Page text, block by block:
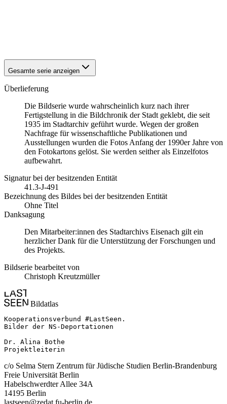
Gesamte serie anzeigen
Überlieferung
Die Bildserie wurde wahrscheinlich kurz nach ihrer
Fertigstellung in die Bildchronik der Stadt geklebt, die seit
1935 im Stadtarchiv geführt wurde. Wegen der großen
Nachfrage für wissenschaftliche Publikationen und
Ausstellungen wurden die Fotos Anfang der 1990er Jahre von
den Fotokartons gelöst. Sie werden seither als Einzelfotos
aufbewahrt.
Signatur bei der besitzenden Entität
41.3-J-491
Bezeichnung des Bildes bei der besitzenden Entität
Ohne Titel
Danksagung
Den Mitarbeiter:innen des Stadtarchivs Eisenach gilt ein
herzlicher Dank für die Unterstützung der Forschungen und
des Projekts.
Bildserie bearbeitet von
Christoph Kreutzmüller
Bildatlas
Kooperationsverbund #LastSeen.
Bilder der NS-Deportationen
Dr. Alina Bothe
Projektleiterin
c/o Selma Stern Zentrum für Jüdische Studien Berlin-Brandenburg
Freie Universität Berlin
Habelschwerdter Allee 34A
14195 Berlin
lastseen@zedat.fu-berlin.de